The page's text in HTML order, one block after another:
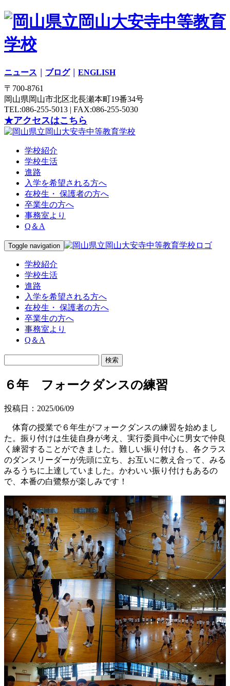
ニュース ブログ｜ ENGLISH
〒700-8761
岡山県岡山市北区北長瀬本町19番34号
TEL:086-255-5013 | FAX:086-255-5030
★アクセスはこちら
学校紹介
学校生活
進路
入学を希望される方へ
在校生・ 保護者の方へ
卒業生の方へ
事務室より
Q＆A
Toggle navigation
学校紹介
学校生活
進路
入学を希望される方へ
在校生・ 保護者の方へ
卒業生の方へ
事務室より
Q＆A
６年 フォークダンスの練習
投稿日：2025/06/09
体育の授業で６年生がフォークダンスの練習を始めまし
た。振り付けは生徒自身が考え、実行委員中心に男女で仲良
く練習することができました。難しい振り付けも、各クラス
のダンスリーダーが先頭に立ち、お互いに教え合って、みる
みるうちに上達していました。かわいい振り付けもあるの
で、本番の白鷺祭が楽しみです！